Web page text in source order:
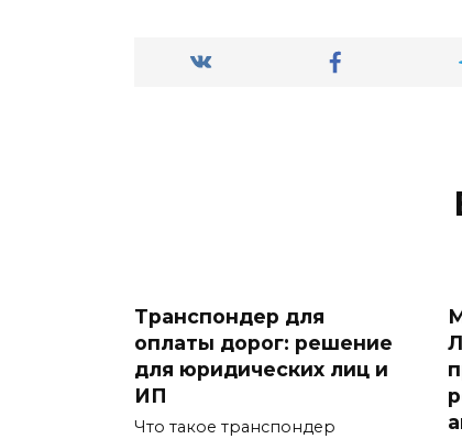
Транспондер для
оплаты дорог: решение
для юридических лиц и
ИП
Что такое транспондер